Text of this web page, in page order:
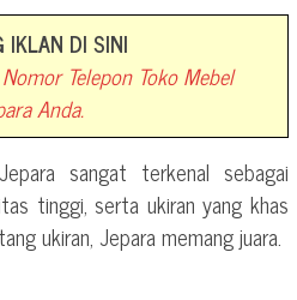
IKLAN DI SINI
Telepon Toko Mebel
Anda.
sangat terkenal sebagai
tinggi, serta ukiran yang khas
ukiran, Jepara memang juara.